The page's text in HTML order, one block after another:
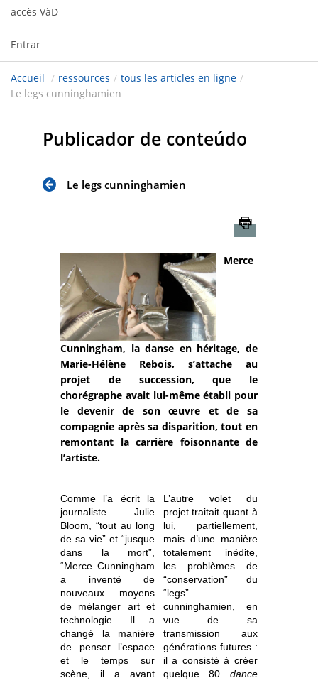
accès VàD
Entrar
Accueil / ressources / tous les articles en ligne /
Le legs cunninghamien
Publicador de conteúdo
Le legs cunninghamien
Merce
Cunningham, la danse en héritage, de
Marie-Hélène Rebois, s’attache au
projet de succession, que le
chorégraphe avait lui-même établi pour
le devenir de son œuvre et de sa
compagnie après sa disparition, tout en
remontant la carrière foisonnante de
l’artiste.
Comme l’a écrit la
journaliste Julie
Bloom, “tout au long
de sa vie” et “jusque
dans la mort”,
“Merce Cunningham
a inventé de
nouveaux moyens
de mélanger art et
technologie. Il a
changé la manière
de penser l’espace
et le temps sur
scène, il a avant
L’autre volet du
projet traitait quant à
lui, partiellement,
mais d’une manière
totalement inédite,
les problèmes de
“conservation” du
“legs”
cunninghamien, en
vue de sa
transmission aux
générations futures :
il a consisté à créer
quelque 80 dance